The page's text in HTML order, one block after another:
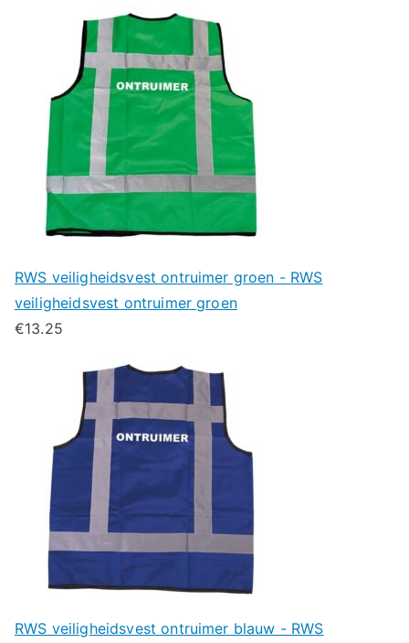
RWS veiligheidsvest ontruimer groen - RWS
veiligheidsvest ontruimer groen
€13.25
RWS veiligheidsvest ontruimer blauw - RWS